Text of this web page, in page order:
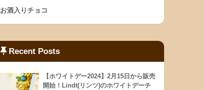
お酒入りチョコ
Recent Posts
【ホワイトデー2024】2月15日から販売
開始！Lindt(リンツ)のホワイトデーチ